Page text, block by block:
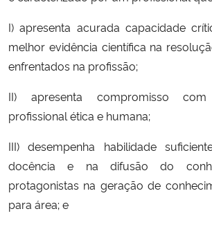
I) apresenta acurada capacidade
melhor evidência científica na
enfrentados na profissão;
II) apresenta compromisso
profissional ética e humana;
III) desempenha habilidade
docência e na difusão do
protagonistas na geração de
para área; e